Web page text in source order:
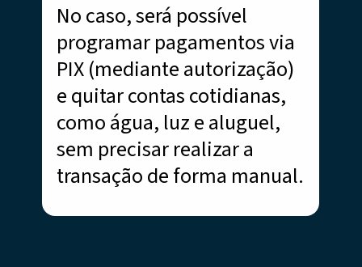
No caso, será possível
programar pagamentos via
PIX (mediante autorização)
e quitar contas cotidianas,
como água, luz e aluguel,
sem precisar realizar a
transação de forma manual.